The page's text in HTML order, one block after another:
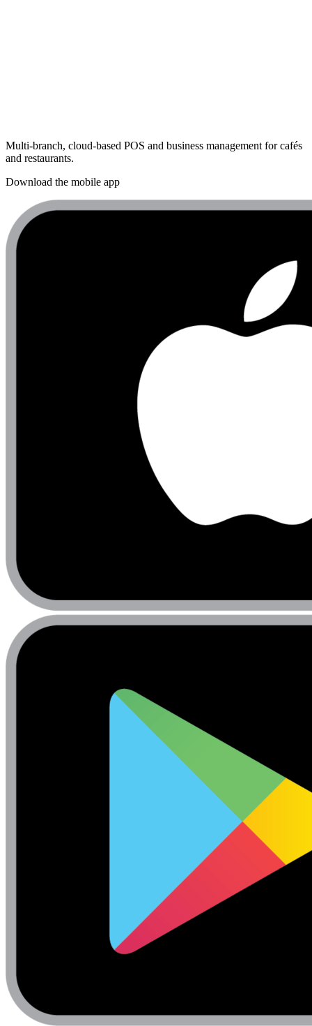
Multi-branch, cloud-based POS and business management for cafés
and restaurants.
Download the mobile app